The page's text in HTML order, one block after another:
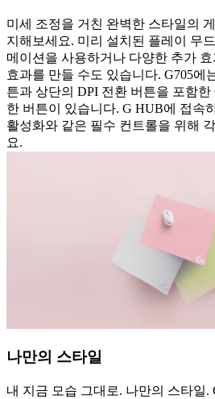
미세 조정을 거친 완벽한 스타일의
지해보세요. 미리 설치된 플레이 무
메이션을 사용하거나 다양한 추가
효과를 만들 수도 있습니다. G705에
튼과 상단의 DPI 전환 버튼을 포함
한 버튼이 있습니다. G HUB에 접속
활성화와 같은 필수 컨트롤을 위해
요.
나만의 스타일
내 지금 모습 그대로. 나만의 스타일.